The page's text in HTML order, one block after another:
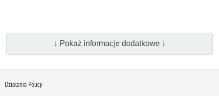
↓ Pokaż informacje dodatkowe ↓
Działania Policji